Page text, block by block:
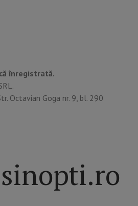
înregistrată.
Octavian Goga nr. 9, bl. 290